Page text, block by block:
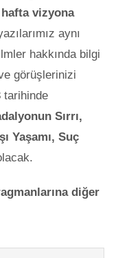
vizyona
aynı
hakkında bilgi
görüşlerinizi
tarihinde
Sırrı,
Yaşamı, Suç
diğer